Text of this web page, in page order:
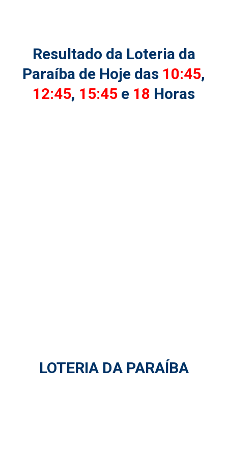
Resultado da Loteria da
Paraíba de Hoje das 10:45,
12:45, 15:45 e 18 Horas
LOTERIA DA PARAÍBA